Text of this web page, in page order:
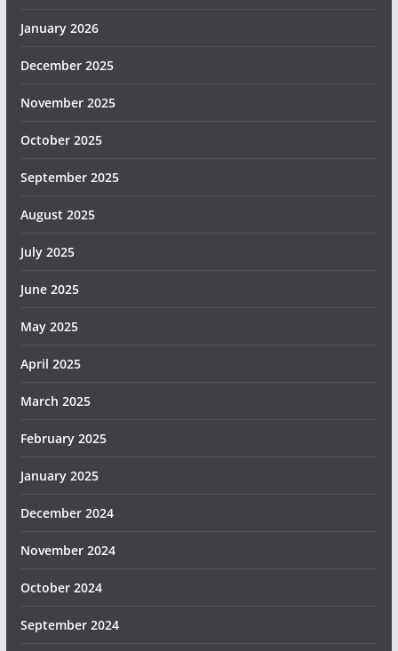
January 2026
December 2025
November 2025
October 2025
September 2025
August 2025
July 2025
June 2025
May 2025
April 2025
March 2025
February 2025
January 2025
December 2024
November 2024
October 2024
September 2024